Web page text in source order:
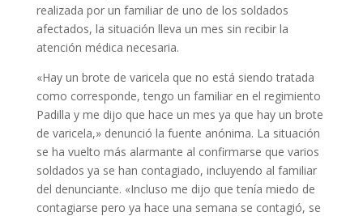
realizada por un familiar de uno de los soldados
afectados, la situación lleva un mes sin recibir la
atención médica necesaria.
«Hay un brote de varicela que no está siendo tratada
como corresponde, tengo un familiar en el regimiento
Padilla y me dijo que hace un mes ya que hay un brote
de varicela,» denunció la fuente anónima. La situación
se ha vuelto más alarmante al confirmarse que varios
soldados ya se han contagiado, incluyendo al familiar
del denunciante. «Incluso me dijo que tenía miedo de
contagiarse pero ya hace una semana se contagió, se